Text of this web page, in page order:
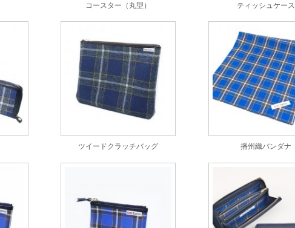
コースター（丸型） ティッシュケース
ツイードクラッチバッグ 播州織バンダナ